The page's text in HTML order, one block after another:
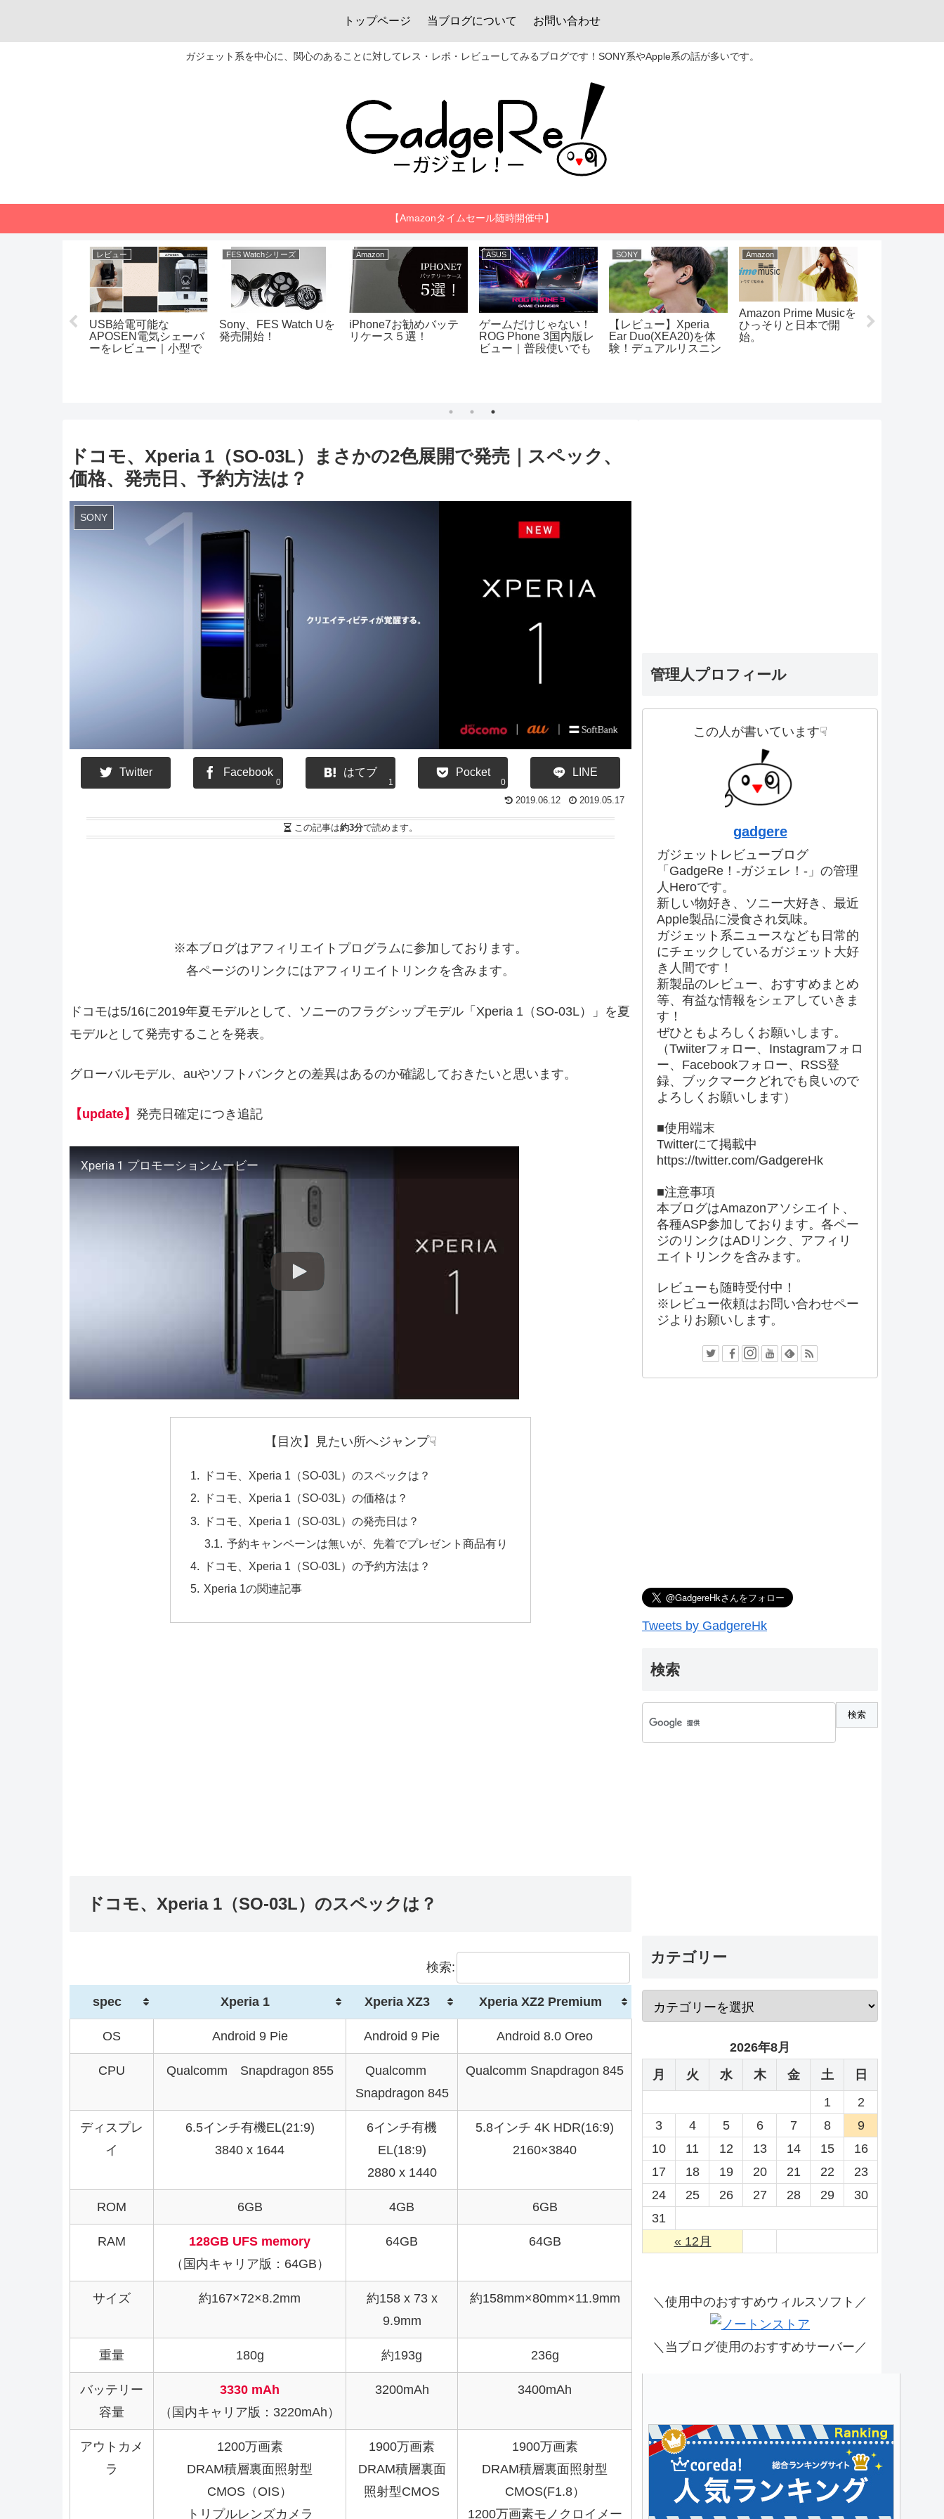
ガジェット系を中心に、関心のあることに対してレス・レポ・レビューしてみるブログです！SONY系やApple系の話が多いです。
トップページ 当ブログについて お問い合わせ
【Amazonタイムセール随時開催中】
レビュー
USB給電可能な
APOSEN電気シェーバ
ーをレビュー｜小型で
FES Watchシリーズ
Sony、FES Watch Uを
発売開始！
Amazon
iPhone7お勧めバッテ
リケース５選！
ASUS
ゲームだけじゃない！
ROG Phone 3国内版レ
ビュー｜普段使いでも
SONY
【レビュー】Xperia
Ear Duo(XEA20)を体
験！デュアルリスニン
Amazon
Amazon Prime Musicを
ひっそりと日本で開
始。
MacBook用に
ドコモ、Xperia 1（SO-03L）まさかの2色展開で発売｜スペック、
価格、発売日、予約方法は？
SONY
Twitter Facebook
0
はてブ
1
Pocket
0
LINE
2019.06.12 2019.05.17
この記事は約3分で読めます。
※本ブログはアフィリエイトプログラムに参加しております。
各ページのリンクにはアフィリエイトリンクを含みます。
ドコモは5/16に2019年夏モデルとして、ソニーのフラグシップモデル「Xperia 1（SO-03L）」を夏
モデルとして発売することを発表。
グローバルモデル、auやソフトバンクとの差異はあるのか確認しておきたいと思います。
【update】 発売日確定につき追記
Xperia 1 プロモーションムービー
【目次】見たい所へジャンプ☟
ドコモ、Xperia 1（SO-03L）のスペックは？
ドコモ、Xperia 1（SO-03L）の価格は？
ドコモ、Xperia 1（SO-03L）の発売日は？
予約キャンペーンは無いが、先着でプレゼント商品有り
ドコモ、Xperia 1（SO-03L）の予約方法は？
Xperia 1の関連記事
ドコモ、Xperia 1（SO-03L）のスペックは？
検索:
spec Xperia 1 Xperia XZ3 Xperia XZ2 Premium
OS Android 9 Pie Android 9 Pie Android 8.0 Oreo
CPU Qualcomm Snapdragon 855
Qualcomm
Snapdragon 845
Qualcomm Snapdragon 845
ディスプレ
イ
6.5インチ有機EL(21:9)
3840 x 1644
6インチ有機
EL(18:9)
2880 x 1440
5.8インチ 4K HDR(16:9)
2160×3840
ROM 6GB 4GB 6GB
RAM
128GB UFS memory
（国内キャリア版：64GB）
64GB 64GB
サイズ 約167×72×8.2mm
約158 x 73 x
9.9mm
約158mm×80mm×11.9mm
重量 180g 約193g 236g
バッテリー
容量
3330 mAh
（国内キャリア版：3220mAh）
3200mAh 3400mAh
アウトカメ
ラ
1200万画素
DRAM積層裏面照射型
CMOS（OIS）
トリプルレンズカメラ
1900万画素
DRAM積層裏面
照射型CMOS
1900万画素
DRAM積層裏面照射型
CMOS(F1.8）
1200万画素モノクロイメー
管理人プロフィール
この人が書いています☟
gadgere
ガジェットレビューブログ
「GadgeRe！-ガジェレ！-」の管理
人Heroです。
新しい物好き、ソニー大好き、最近
Apple製品に浸食され気味。
ガジェット系ニュースなども日常的
にチェックしているガジェット大好
き人間です！
新製品のレビュー、おすすめまとめ
等、有益な情報をシェアしていきま
す！
ぜひともよろしくお願いします。
（Twiiterフォロー、Instagramフォロ
ー、Facebookフォロー、RSS登
録、ブックマークどれでも良いので
よろしくお願いします）
■使用端末
Twitterにて掲載中
https://twitter.com/GadgereHk
■注意事項
本ブログはAmazonアソシエイト、
各種ASP参加しております。各ペー
ジのリンクはADリンク、アフィリ
エイトリンクを含みます。
レビューも随時受付中！
※レビュー依頼はお問い合わせペー
ジよりお願いします。
Tweets by GadgereHk
検索
カテゴリー
2026年8月
月
火 水 木 金 土 日
« 12月
1
2
3
4 5 6 7 8
9
10
11 12 13 14 15
16
17
18 19 20 21 22
23
24
25 26 27 28 29
30
31
＼使用中のおすすめウィルスソフト／
＼当ブログ使用のおすすめサーバー／